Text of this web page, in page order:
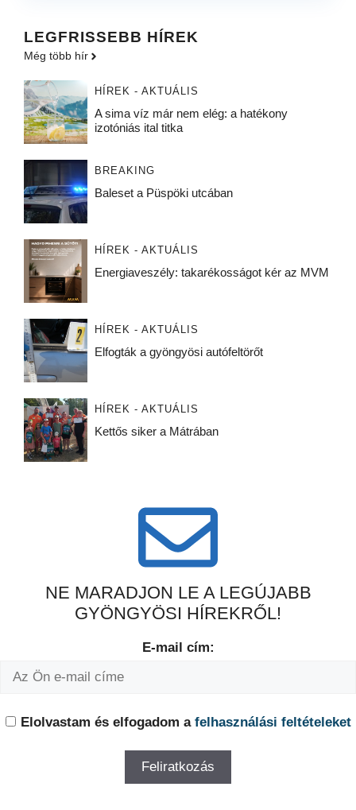
LEGFRISSEBB HÍREK
Még több hír
HÍREK - AKTUÁLIS
A sima víz már nem elég: a hatékony
izotóniás ital titka
BREAKING
Baleset a Püspöki utcában
HÍREK - AKTUÁLIS
Energiaveszély: takarékosságot kér az MVM
HÍREK - AKTUÁLIS
Elfogták a gyöngyösi autófeltörőt
HÍREK - AKTUÁLIS
Kettős siker a Mátrában
NE MARADJON LE A LEGÚJABB
GYÖNGYÖSI HÍREKRŐL!
E-mail cím:
Elolvastam és elfogadom a felhasználási feltételeket